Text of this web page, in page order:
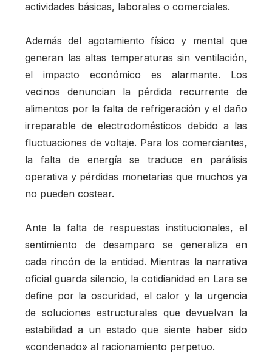
actividades básicas, laborales o comerciales.
Además del agotamiento físico y mental que
generan las altas temperaturas sin ventilación,
el impacto económico es alarmante. Los
vecinos denuncian la pérdida recurrente de
alimentos por la falta de refrigeración y el daño
irreparable de electrodomésticos debido a las
fluctuaciones de voltaje. Para los comerciantes,
la falta de energía se traduce en parálisis
operativa y pérdidas monetarias que muchos ya
no pueden costear.
Ante la falta de respuestas institucionales, el
sentimiento de desamparo se generaliza en
cada rincón de la entidad. Mientras la narrativa
oficial guarda silencio, la cotidianidad en Lara se
define por la oscuridad, el calor y la urgencia
de soluciones estructurales que devuelvan la
estabilidad a un estado que siente haber sido
«condenado» al racionamiento perpetuo.